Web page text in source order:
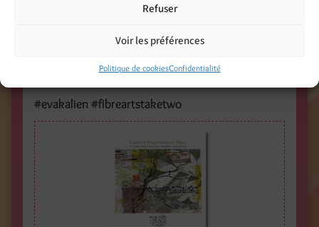
Refuser
Voir les préférences
Politique de cookiesConfidentialité
#evakalien #fibreartstaketwo